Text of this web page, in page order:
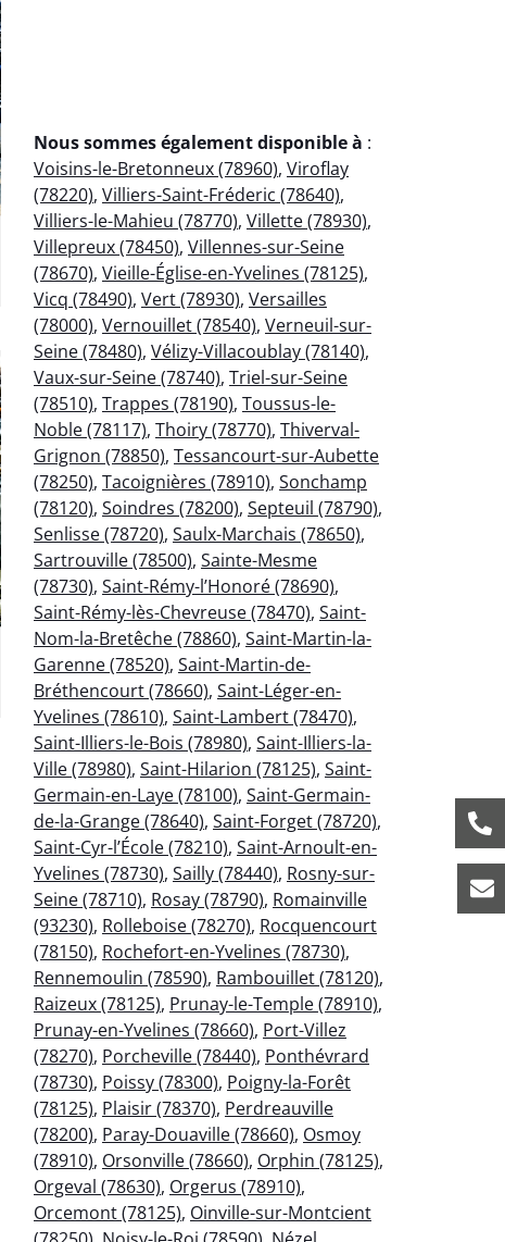
Nous sommes également disponible à :
Voisins-le-Bretonneux (78960), Viroflay
(78220), Villiers-Saint-Fréderic (78640),
Villiers-le-Mahieu (78770), Villette (78930),
Villepreux (78450), Villennes-sur-Seine
(78670), Vieille-Église-en-Yvelines (78125),
Vicq (78490), Vert (78930), Versailles
(78000), Vernouillet (78540), Verneuil-sur-
Seine (78480), Vélizy-Villacoublay (78140),
Vaux-sur-Seine (78740), Triel-sur-Seine
(78510), Trappes (78190), Toussus-le-
Noble (78117), Thoiry (78770), Thiverval-
Grignon (78850), Tessancourt-sur-Aubette
(78250), Tacoignières (78910), Sonchamp
(78120), Soindres (78200), Septeuil (78790),
Senlisse (78720), Saulx-Marchais (78650),
Sartrouville (78500), Sainte-Mesme
(78730), Saint-Rémy-l’Honoré (78690),
Saint-Rémy-lès-Chevreuse (78470), Saint-
Nom-la-Bretêche (78860), Saint-Martin-la-
Garenne (78520), Saint-Martin-de-
Bréthencourt (78660), Saint-Léger-en-
Yvelines (78610), Saint-Lambert (78470),
Saint-Illiers-le-Bois (78980), Saint-Illiers-la-
Ville (78980), Saint-Hilarion (78125), Saint-
Germain-en-Laye (78100), Saint-Germain-
de-la-Grange (78640), Saint-Forget (78720),
Saint-Cyr-l’École (78210), Saint-Arnoult-en-
Yvelines (78730), Sailly (78440), Rosny-sur-
Seine (78710), Rosay (78790), Romainville
(93230), Rolleboise (78270), Rocquencourt
(78150), Rochefort-en-Yvelines (78730),
Rennemoulin (78590), Rambouillet (78120),
Raizeux (78125), Prunay-le-Temple (78910),
Prunay-en-Yvelines (78660), Port-Villez
(78270), Porcheville (78440), Ponthévrard
(78730), Poissy (78300), Poigny-la-Forêt
(78125), Plaisir (78370), Perdreauville
(78200), Paray-Douaville (78660), Osmoy
(78910), Orsonville (78660), Orphin (78125),
Orgeval (78630), Orgerus (78910),
Orcemont (78125), Oinville-sur-Montcient